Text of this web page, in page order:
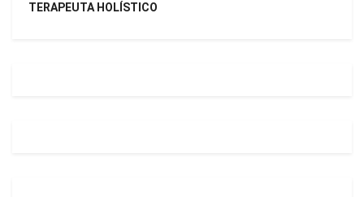
TERAPEUTA HOLÍSTICO